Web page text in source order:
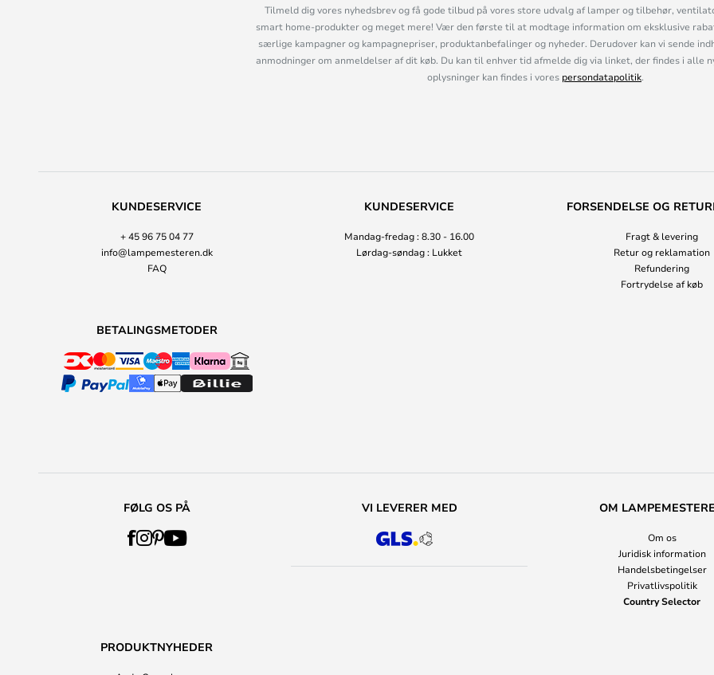
Tilmeld dig vores nyhedsbrev og få gode tilbud på vores store udvalg af lamper og tilbehør,
smart home-produkter og meget mere! Vær den første til at modtage information om eksklusive
særlige kampagner og kampagnepriser, produktanbefalinger og nyheder. Derudover kan vi sende
anmodninger om anmeldelser af dit køb. Du kan til enhver tid afmelde dig via linket, der findes i alle
oplysninger kan findes i vores persondatapolitik.
KUNDESERVICE
+ 45 96 75 04 77
info@lampemesteren.dk
FAQ
KUNDESERVICE
Mandag-fredag : 8.30 - 16.00
Lørdag-søndag : Lukket
FORSENDELSE OG
Fragt & levering
Retur og reklamation
Refundering
Fortrydelse af køb
BETALINGSMETODER
FØLG OS PÅ VI LEVERER MED OM
Om os
Juridisk information
Handelsbetingelser
Privatlivspolitik
Country Selector
PRODUKTNYHEDER